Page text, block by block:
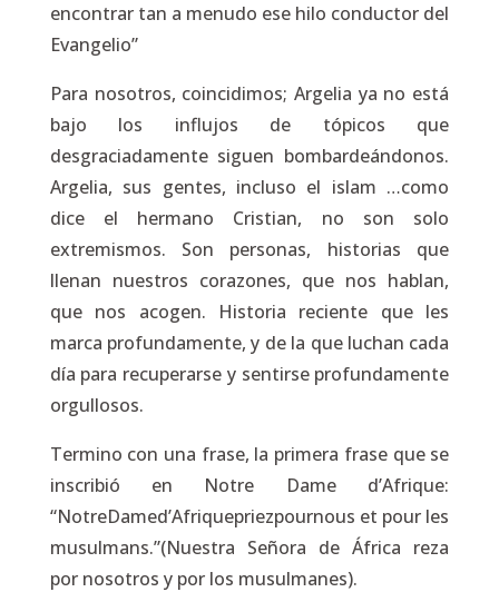
encontrar tan a menudo ese hilo conductor del
Evangelio”
Para nosotros, coincidimos; Argelia ya no está
bajo los influjos de tópicos que
desgraciadamente siguen bombardeándonos.
Argelia, sus gentes, incluso el islam …como
dice el hermano Cristian, no son solo
extremismos. Son personas, historias que
llenan nuestros corazones, que nos hablan,
que nos acogen. Historia reciente que les
marca profundamente, y de la que luchan cada
día para recuperarse y sentirse profundamente
orgullosos.
Termino con una frase, la primera frase que se
inscribió en Notre Dame d’Afrique:
“NotreDamed’Afriquepriezpournous et pour les
musulmans.”(Nuestra Señora de África reza
por nosotros y por los musulmanes).